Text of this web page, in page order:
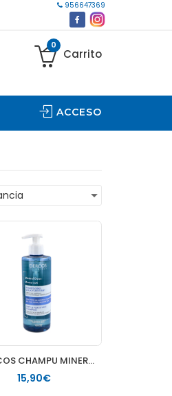
956647369
0
Carrito
ACCESO
DERCOS CHAMPU MINERAL USO FREC 400 ML
15,90€